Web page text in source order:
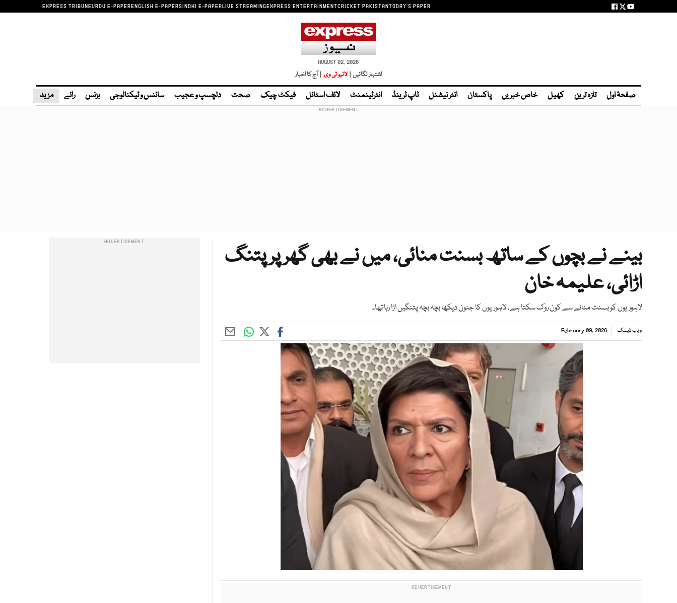
EXPRESS TRIBUNEURDU E-PAPERENGLISH E-PAPERSINDHI E-PAPERLIVE STREAMINGEXPRESS ENTERTAINMENTCRICKET PAKISTANTODAY'S PAPER
AUGUST 02, 2026
اشتہار لگائیں | لائیو ٹی وی | آج کا اخبار
صفحۂ اول تازہ ترین کھیل خاص خبریں پاکستان انٹر نیشنل ٹاپ ٹرینڈ انٹرٹینمنٹ لائف اسٹائل فیکٹ چیک صحت دلچسپ و عجیب سائنس و ٹیکنالوجی بزنس رائے مزید
بینے نے بچوں کے ساتھ بسنت منائی، میں نے بھی گھر پر پتنگ
اڑائی، علیمہ خان
لاہوریوں کو بسنت منانے سے کون روک سکتا ہے، لاہوریوں کا جنون دیکھا بچہ بچہ پتنگیں اڑا رہا تھا۔
ویب ڈیسک February 09, 2026